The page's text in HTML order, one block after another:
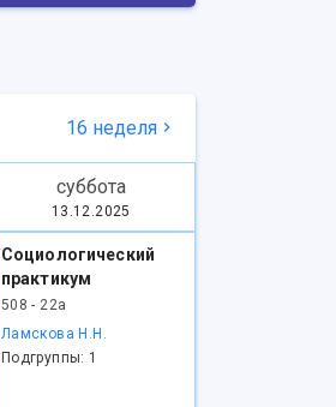
16 неделя
суббота
13.12.2025
Социологический
практикум
508 - 22а
Ламскова Н.Н.
Подгруппы: 1